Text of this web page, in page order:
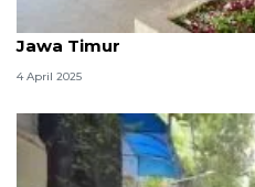
Menko Polkam tinjau arus
Jawa Timur
4 April 2025